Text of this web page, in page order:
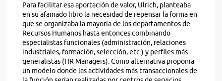
Para facilitar esa aportación de valor, Ulrich, planteaba
en su afamado libro la necesidad de repensar la forma en
que se organizaba la mayoría de los departamentos de
Recursos Humanos hasta entonces combinando
especialistas funcionales (administración, relaciones
industriales, formación, selección, etc.) y perfiles más
generalistas (HR Managers). Como alternativa proponía
un modelo donde las actividades más transaccionales de